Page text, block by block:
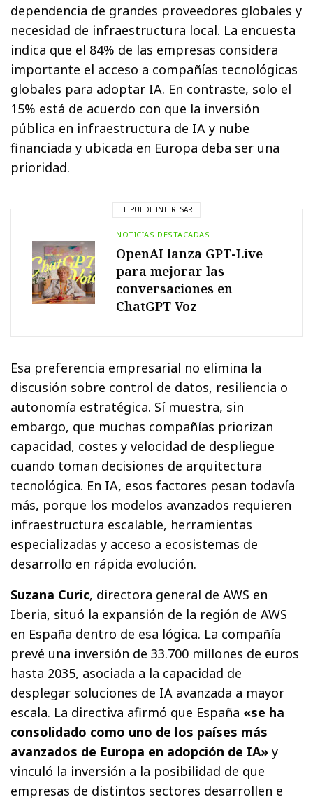
dependencia de grandes proveedores globales y
necesidad de infraestructura local. La encuesta
indica que el 84% de las empresas considera
importante el acceso a compañías tecnológicas
globales para adoptar IA. En contraste, solo el
15% está de acuerdo con que la inversión
pública en infraestructura de IA y nube
financiada y ubicada en Europa deba ser una
prioridad.
TE PUEDE INTERESAR
NOTICIAS DESTACADAS
OpenAI lanza GPT-Live
para mejorar las
conversaciones en
ChatGPT Voz
Esa preferencia empresarial no elimina la
discusión sobre control de datos, resiliencia o
autonomía estratégica. Sí muestra, sin
embargo, que muchas compañías priorizan
capacidad, costes y velocidad de despliegue
cuando toman decisiones de arquitectura
tecnológica. En IA, esos factores pesan todavía
más, porque los modelos avanzados requieren
infraestructura escalable, herramientas
especializadas y acceso a ecosistemas de
desarrollo en rápida evolución.
Suzana Curic, directora general de AWS en
Iberia, situó la expansión de la región de AWS
en España dentro de esa lógica. La compañía
prevé una inversión de 33.700 millones de euros
hasta 2035, asociada a la capacidad de
desplegar soluciones de IA avanzada a mayor
escala. La directiva afirmó que España «se ha
consolidado como uno de los países más
avanzados de Europa en adopción de IA» y
vinculó la inversión a la posibilidad de que
empresas de distintos sectores desarrollen e